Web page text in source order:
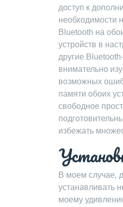
доступ к
необходимости
Bluetooth на
устройств в
другие
внимательно
возможных
памяти обоих
свободное
избежать
В моем случае‚
устанавливать
моему